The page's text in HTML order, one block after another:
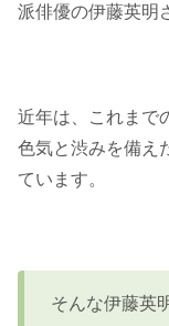
派俳優の伊藤英明
近年は、これまで
色気と渋みを備え
ています。
そんな伊藤英